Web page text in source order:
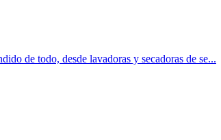
de todo, desde lavadoras y secadoras de se...